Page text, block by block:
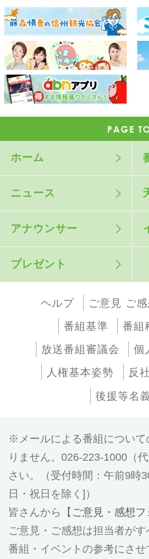
ホーム
ニュース
アナウンサー
プレゼント
ヘルプ ご意見 ご感
番組基準
番組
放送番組審議会
個
人権基本姿勢
反
後援等名
メールによる番組につい
りません。026-223-1000（
さい。（受付時間：午前9時
日・祝日を除く]）
皆さんから【 ご意見・感想フ
ご意見・ご感想は担当者が
番組・イベントの参考にさ